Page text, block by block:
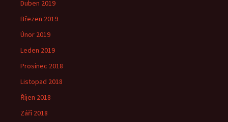
Duben 2019
Březen 2019
Únor 2019
Leden 2019
Prosinec 2018
Listopad 2018
Říjen 2018
Září 2018